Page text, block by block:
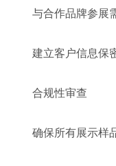
与合作品牌参展
建立客户信息保
合规性审查
确保所有展示样